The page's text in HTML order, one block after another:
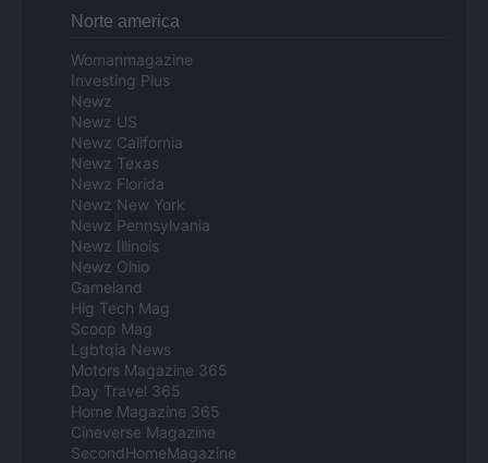
Norte america
Womanmagazine
Investing Plus
Newz
Newz US
Newz California
Newz Texas
Newz Florida
Newz New York
Newz Pennsylvania
Newz Illinois
Newz Ohio
Gameland
Hig Tech Mag
Scoop Mag
Lgbtqia News
Motors Magazine 365
Day Travel 365
Home Magazine 365
Cineverse Magazine
SecondHomeMagazine